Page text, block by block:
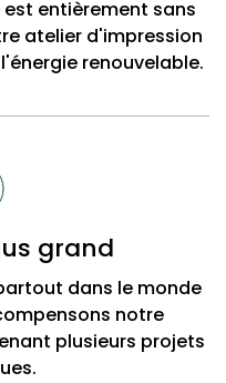
entièrement sans
atelier d'impression
renouvelable.
grand
dans le monde
notre
plusieurs projets